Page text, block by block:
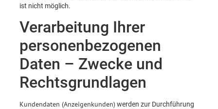
ist nicht möglich.
Verarbeitung Ihrer
personenbezogenen
Daten – Zwecke und
Rechtsgrundlagen
Kundendaten (Anzeigenkunden) werden zur Durchführung